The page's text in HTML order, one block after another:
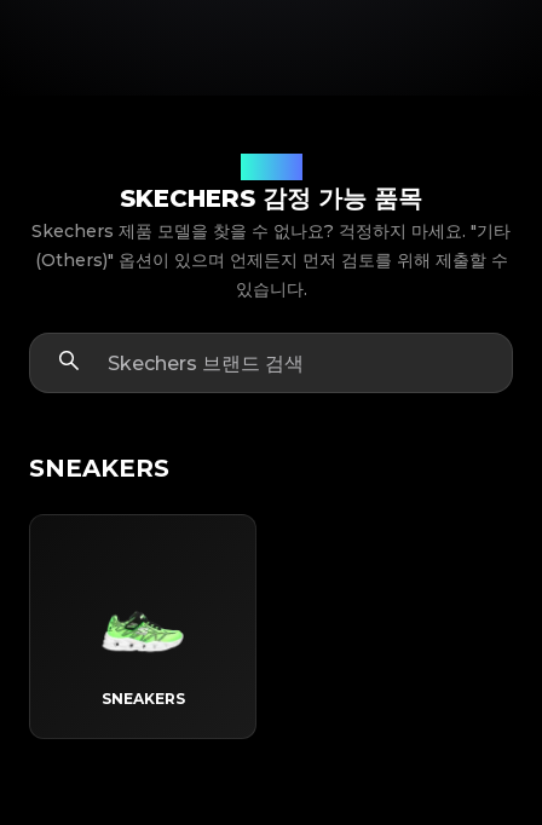
SKECHERS 감정 가능 품목
Skechers 제품 모델을 찾을 수 없나요? 걱정하지 마세요. "기타
(Others)" 옵션이 있으며 언제든지 먼저 검토를 위해 제출할 수
있습니다.
SNEAKERS
SNEAKERS